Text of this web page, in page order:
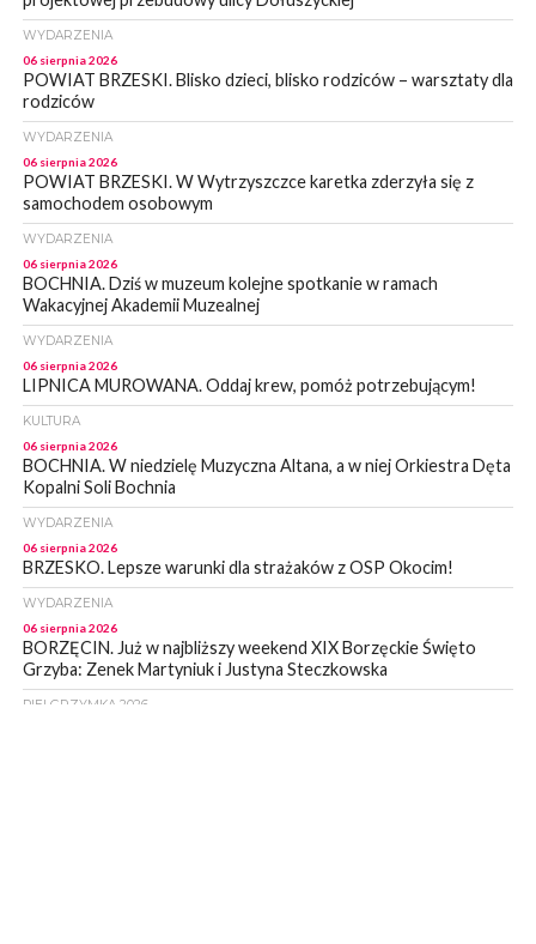
WYDARZENIA
06 sierpnia 2026
POWIAT BRZESKI. Blisko dzieci, blisko rodziców – warsztaty dla
rodziców
WYDARZENIA
06 sierpnia 2026
POWIAT BRZESKI. W Wytrzyszczce karetka zderzyła się z
samochodem osobowym
WYDARZENIA
06 sierpnia 2026
BOCHNIA. Dziś w muzeum kolejne spotkanie w ramach
Wakacyjnej Akademii Muzealnej
WYDARZENIA
06 sierpnia 2026
LIPNICA MUROWANA. Oddaj krew, pomóż potrzebującym!
KULTURA
06 sierpnia 2026
BOCHNIA. W niedzielę Muzyczna Altana, a w niej Orkiestra Dęta
Kopalni Soli Bochnia
WYDARZENIA
06 sierpnia 2026
BRZESKO. Lepsze warunki dla strażaków z OSP Okocim!
WYDARZENIA
06 sierpnia 2026
BORZĘCIN. Już w najbliższy weekend XIX Borzęckie Święto
Grzyba: Zenek Martyniuk i Justyna Steczkowska
PIELGRZYMKA 2026